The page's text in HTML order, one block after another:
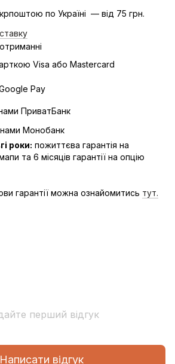
по Україні — від 75 грн.
Visa або Mastercard
Pay
ПриватБанк
Монобанк
роки: пожиттєва гарантія на
та 6 місяців гарантії на опцію
гарантії можна ознайомитись тут.
перший відгук
Написати відгук